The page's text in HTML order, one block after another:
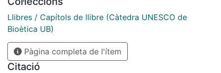
Llibres / Capítols de llibre (Càtedra UNESCO de
Bioètica UB)
Pàgina completa de l'ítem
Citació